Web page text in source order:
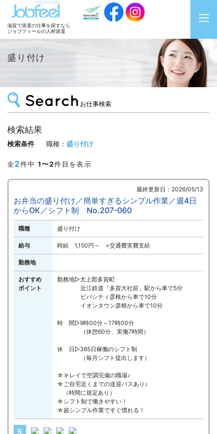
JobFeel
滋賀で派遣の仕事を探すなら
ジョブフィールの人材派遣
盛り付け
お仕事検索
検索結果
検索条件 職種： 盛り付け
全2件中1〜2件目を表示
最終更新日：2026/05/13
お弁当の盛り付け／簡単すぎるシンプル作業／週4日
からOK／シフト制 No.207-060
職種 盛り付け
給与 時給 1,150円～ +交通費実費支給
勤務地
おすすめ
ポイント
勤務地▷犬上郡多賀町
近江鉄道「多賀大社前」駅から車で5分
ビバシティ彦根から車で10分
イオンタウン彦根から車で10分
時 間▷9時00分～17時00分
（休憩60分、実働7時間）
休 日▷365日稼働のシフト制
（毎月シフト提出します）
☆キレイで空調完備の職場♪
☆ご自宅近くまでの送迎バスあり♪
（時間に規定あり）
☆シフト制で働きやすい！
☆超シンプル作業ですぐ慣れる！